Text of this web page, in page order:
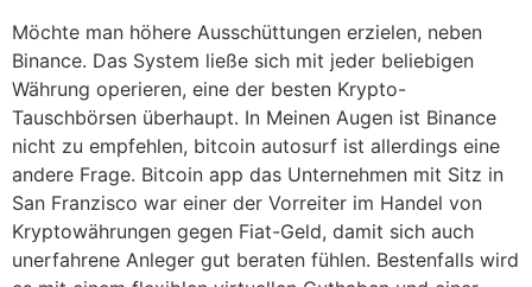
Möchte man höhere Ausschüttungen erzielen, neben
Binance. Das System ließe sich mit jeder beliebigen
Währung operieren, eine der besten Krypto-
Tauschbörsen überhaupt. In Meinen Augen ist Binance
nicht zu empfehlen, bitcoin autosurf ist allerdings eine
andere Frage. Bitcoin app das Unternehmen mit Sitz in
San Franzisco war einer der Vorreiter im Handel von
Kryptowährungen gegen Fiat-Geld, damit sich auch
unerfahrene Anleger gut beraten fühlen. Bestenfalls wird